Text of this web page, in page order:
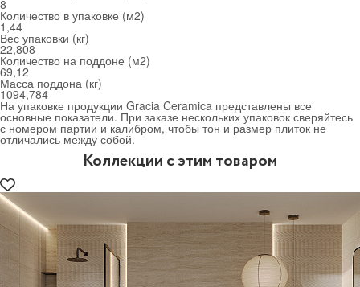
8
Количество в упаковке (м2)
1,44
Вес упаковки (кг)
22,808
Количество на поддоне (м2)
69,12
Масса поддона (кг)
1094,784
На упаковке продукции Gracia Ceramica представлены все
основные показатели. При заказе нескольких упаковок сверяйтесь
с номером партии и калибром, чтобы тон и размер плиток не
отличались между собой.
Коллекции с этим товаром